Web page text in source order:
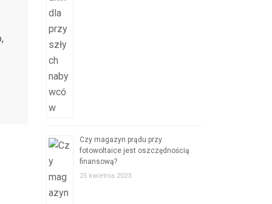
Czy magazyn prądu przy
fotowoltaice jest oszczędnością
finansową?
25 kwietnia 2023